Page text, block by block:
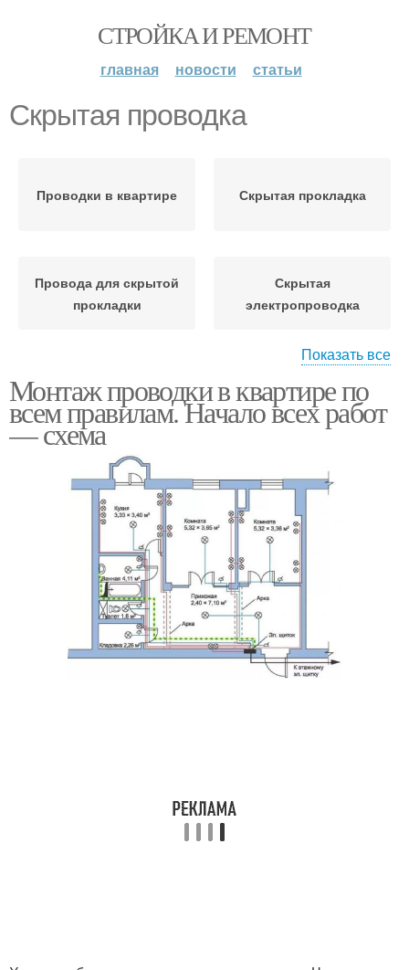
СТРОЙКА И РЕМОНТ
главная новости статьи
Скрытая проводка
Проводки в квартире Скрытая прокладка
Провода для скрытой
прокладки
Скрытая
электропроводка
Открытая проводка Требования к проводке
Провода для проводки
Показать все
Монтаж проводки в квартире по
всем правилам. Начало всех работ
— схема